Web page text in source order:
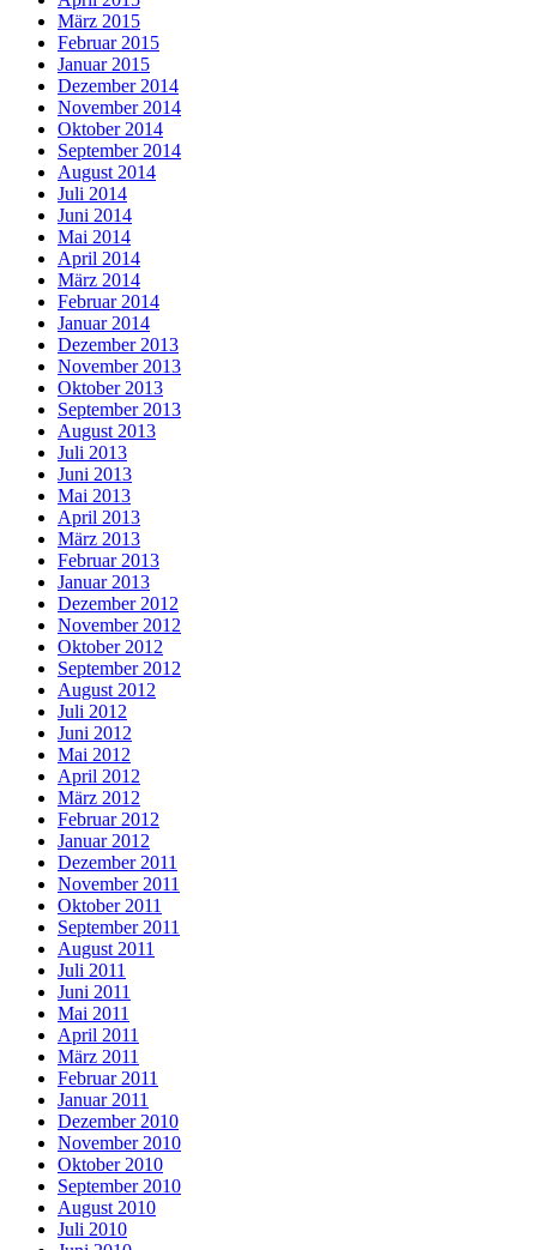
März 2015
Februar 2015
Januar 2015
Dezember 2014
November 2014
Oktober 2014
September 2014
August 2014
Juli 2014
Juni 2014
Mai 2014
April 2014
März 2014
Februar 2014
Januar 2014
Dezember 2013
November 2013
Oktober 2013
September 2013
August 2013
Juli 2013
Juni 2013
Mai 2013
April 2013
März 2013
Februar 2013
Januar 2013
Dezember 2012
November 2012
Oktober 2012
September 2012
August 2012
Juli 2012
Juni 2012
Mai 2012
April 2012
März 2012
Februar 2012
Januar 2012
Dezember 2011
November 2011
Oktober 2011
September 2011
August 2011
Juli 2011
Juni 2011
Mai 2011
April 2011
März 2011
Februar 2011
Januar 2011
Dezember 2010
November 2010
Oktober 2010
September 2010
August 2010
Juli 2010